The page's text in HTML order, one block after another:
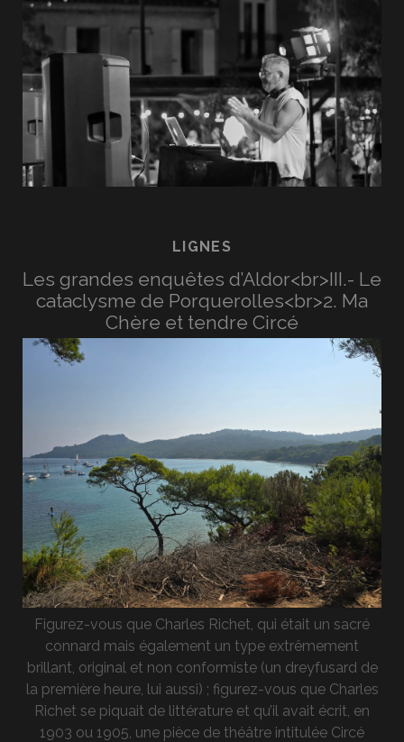
LIGNES
Les grandes enquêtes d’Aldor<br>III.- Le
cataclysme de Porquerolles<br>2. Ma
Chère et tendre Circé
Figurez-vous que Charles Richet, qui était un sacré
connard mais également un type extrêmement
brillant, original et non conformiste (un dreyfusard de
la première heure, lui aussi) ; figurez-vous que Charles
Richet se piquait de littérature et qu’il avait écrit, en
1903 ou 1905, une pièce de théâtre intitulée Circé